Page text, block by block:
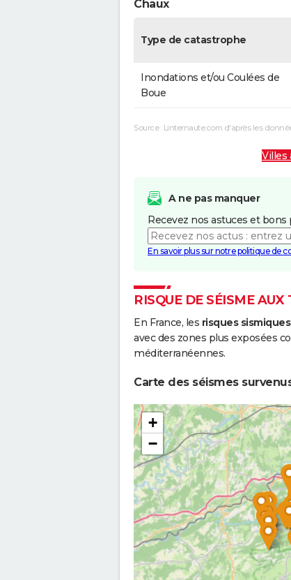
Chaux
Type de catastrophe
Inondations et/ou Coulées de
Boue
Source : Linternaute.com d'après les
Villes
A ne pas manquer
Recevez nos astuces et
En savoir plus sur notre politique de
RISQUE DE SÉISME
En France, les risques sismiques
avec des zones plus exposées
méditerranéennes.
Carte des séismes
+
−